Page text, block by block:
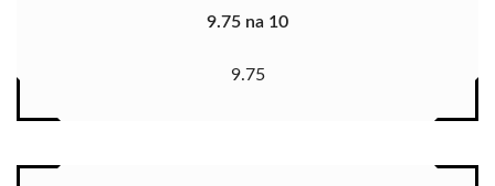
9.75 na 10
9.75